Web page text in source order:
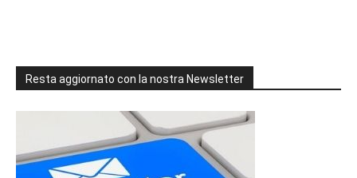
Resta aggiornato con la nostra Newsletter